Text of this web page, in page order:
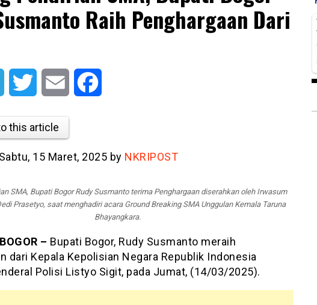
Raih Penghargaan Dari
Telegram Twitter Email
this article
15 Maret, 2025 by NKRIPOST
SMA, Bupati Bogor Rudy Susmanto terima Penghargaan diserahkan oleh Irwasum
Prasetyo, saat menghadiri acara Ground Breaking SMA Unggulan Kemala Taruna
Bhayangkara.
– Bupati Bogor, Rudy Susmanto meraih
dari Kepala Kepolisian Negara Republik Indonesia
Polisi Listyo Sigit, pada Jumat, (14/03/2025).